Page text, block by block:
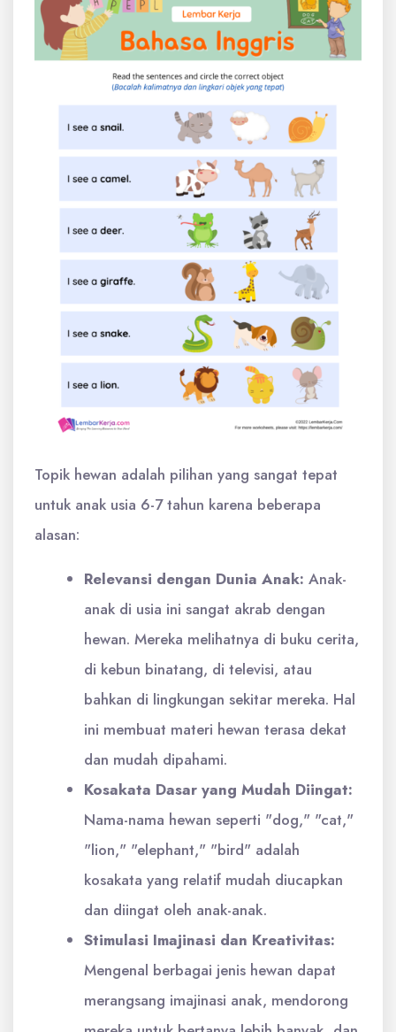
Topik hewan adalah pilihan yang sangat tepat
untuk anak usia 6-7 tahun karena beberapa
alasan:
Relevansi dengan Dunia Anak: Anak-
anak di usia ini sangat akrab dengan
hewan. Mereka melihatnya di buku cerita,
di kebun binatang, di televisi, atau
bahkan di lingkungan sekitar mereka. Hal
ini membuat materi hewan terasa dekat
dan mudah dipahami.
Kosakata Dasar yang Mudah Diingat:
Nama-nama hewan seperti "dog," "cat,"
"lion," "elephant," "bird" adalah
kosakata yang relatif mudah diucapkan
dan diingat oleh anak-anak.
Stimulasi Imajinasi dan Kreativitas:
Mengenal berbagai jenis hewan dapat
merangsang imajinasi anak, mendorong